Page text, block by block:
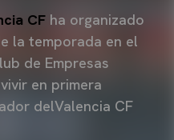
CF ha organizado
la temporada en el
de Empresas
en primera
delValencia CF